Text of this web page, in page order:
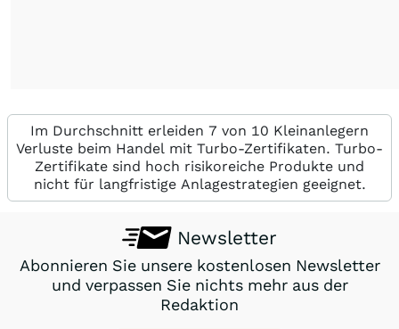
Im Durchschnitt erleiden 7 von 10 Kleinanlegern
Verluste beim Handel mit Turbo-Zertifikaten. Turbo-
Zertifikate sind hoch risikoreiche Produkte und
nicht für langfristige Anlagestrategien geeignet.
Newsletter
Abonnieren Sie unsere kostenlosen Newsletter
und verpassen Sie nichts mehr aus der
Redaktion